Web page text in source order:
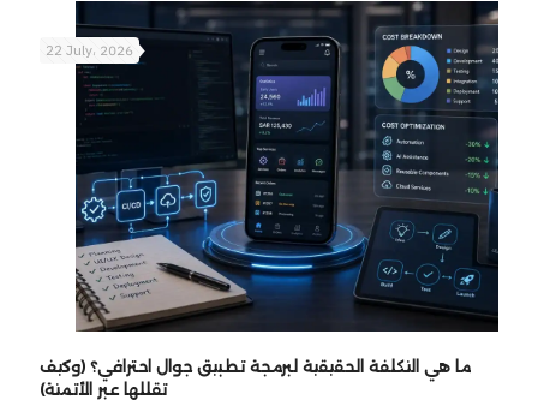
22 July، 2026
ما هي التكلفة الحقيقية لبرمجة تطبيق جوال احترافي؟ (وكيف
تقللها عبر الأتمتة)